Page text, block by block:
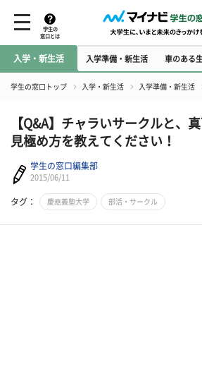
学生の
窓口とは
入学・新生活 入学準備・新生活 車のある
学生の窓口トップ 入学・新生活 入学準備・新生活
【Q&A】チャラいサークルと、
見極め方を教えてください！
学生の窓口編集部
2015/06/11
タグ： 慶應義塾大学 部活・サークル